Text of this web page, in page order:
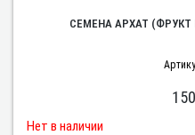
СЕМЕНА АРХАТ
150
Нет в наличии